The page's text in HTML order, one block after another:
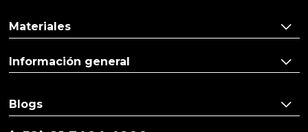
Materiales
Información general
Blogs